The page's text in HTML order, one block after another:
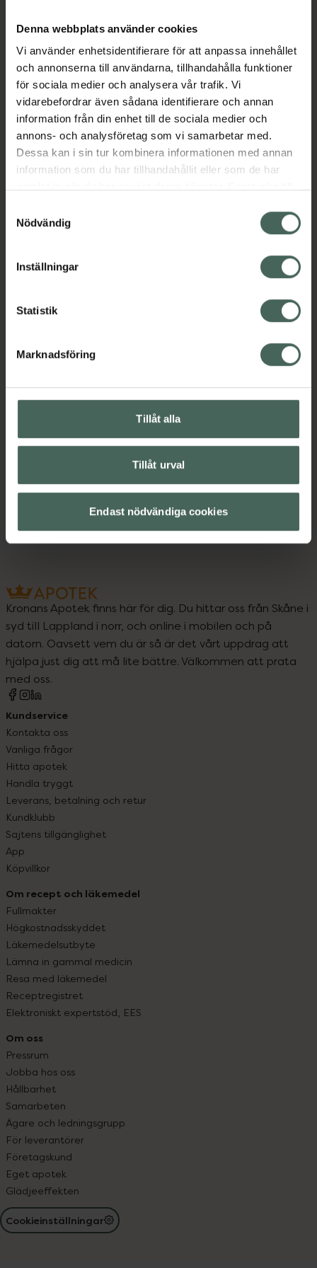
Denna webbplats använder cookies
Vi använder enhetsidentifierare för att anpassa innehållet
och annonserna till användarna, tillhandahålla funktioner
för sociala medier och analysera vår trafik. Vi
vidarebefordrar även sådana identifierare och annan
information från din enhet till de sociala medier och
annons- och analysföretag som vi samarbetar med.
Dessa kan i sin tur kombinera informationen med annan
information som du har tillhandahållit eller som de har
återkalla ditt samtycke via webbplatsens
cookieinställningar. Ett återkallat samtycke påverkar inte
lagligheten av behandling som skett innan återkallelsen.
Nödvändig
Inställningar
Statistik
Marknadsföring
Tillåt alla
Tillåt urval
Endast nödvändiga cookies
gör detta till en dagkräm som fungerar året
om och ger en långvarig återfuktad känsla.
Jämförpris 5,98 kr/ml
EAN:07350068606120
Kategorier:
Ansiktskräm Ansiktsvård Dagkräm
Dagkräm med SPFHudvård
Visa
Visa
Instruktioner Visa
Kontaktinfo tillverkare Visa
Dagkräm
Dagkräm med SPF
Kronans Apotek finns här för dig. Du hittar oss från Skåne i
syd till Lappland i norr, och online i mobilen och på
datorn. Oavsett vem du är så är det vårt uppdrag att
hjälpa just dig att må lite bättre. Välkommen att prata
med oss.
Kundservice
Kontakta oss
Vanliga frågor
Hitta apotek
Handla tryggt
Leverans, betalning och retur
Kundklubb
Sajtens tillgänglighet
App
Köpvillkor
Om recept och läkemedel
Fullmakter
Högkostnadsskyddet
Läkemedelsutbyte
Lämna in gammal medicin
Resa med läkemedel
Receptregistret
Elektroniskt expertstöd, EES
Om oss
Pressrum
Jobba hos oss
Hållbarhet
Samarbeten
Ägare och ledningsgrupp
För leverantörer
Företagskund
Eget apotek
Glädjeeffekten
Cookieinställningar